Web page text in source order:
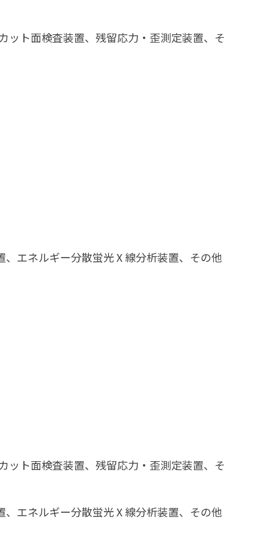
ト面検査装置、残留応力・歪測定装置、そ
、エネルギー分散蛍光Ⅹ線分析装置、その他
ト面検査装置、残留応力・歪測定装置、そ
、エネルギー分散蛍光Ⅹ線分析装置、その他